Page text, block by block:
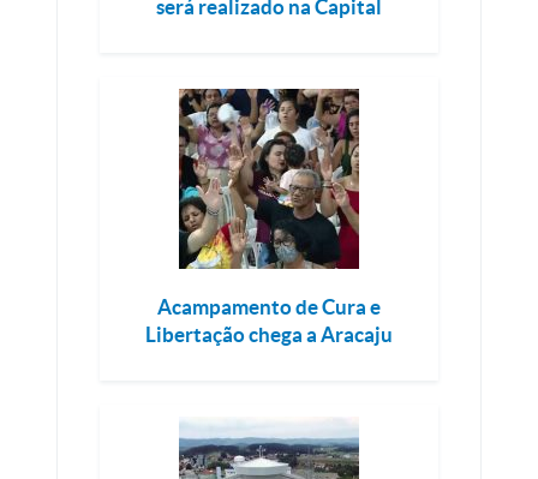
será realizado na Capital
Acampamento de Cura e
Libertação chega a Aracaju